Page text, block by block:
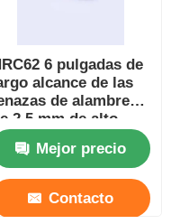
6 pulgadas de
alcance de las
de alambre
2,5 mm de alto
Mejor precio
Contacto